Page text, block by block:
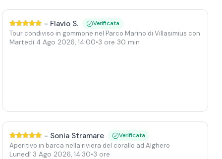
con soste bagno
- Flavio S. Verificata
Tour condiviso in gommone nel Parco Marino di Villasimius con
Martedì 4 Ago 2026, 14:00•3 ore 30 min
- Sonia Stramare Verificata
Aperitivo in barca nella riviera del corallo ad Alghero
Lunedì 3 Ago 2026, 14:30•3 ore